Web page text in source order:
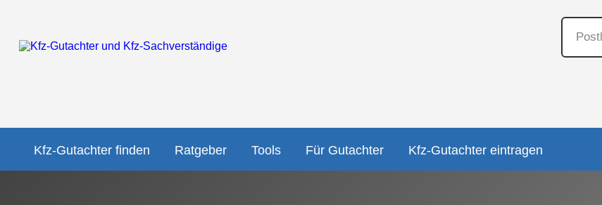
Kfz-Gutachter finden Ratgeber Tools Für Gutachter Kfz-Gutachter eintragen